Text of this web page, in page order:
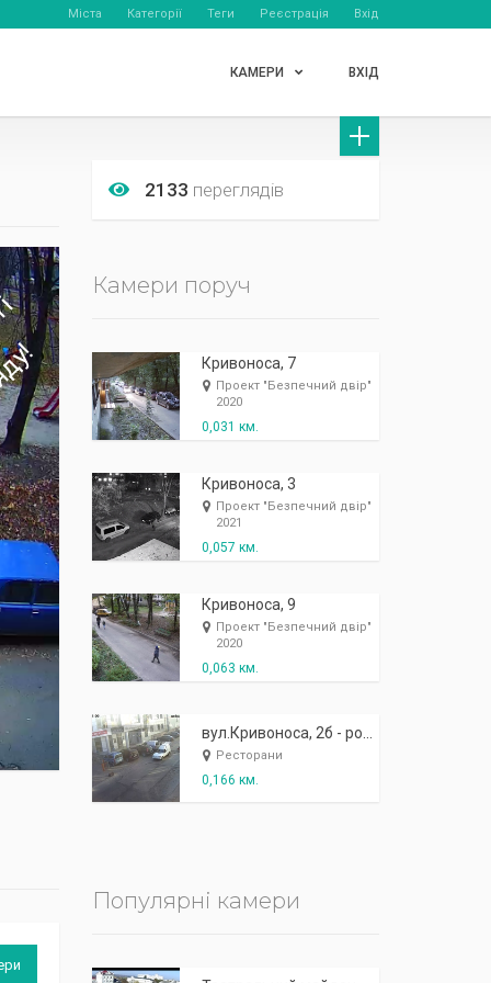
Міста Категорії Теги Реєстрація Вхід
КАМЕРИ ВХІД
2133 переглядів
Камери поруч
Кривоноса, 7
Проект "Безпечний двір"
2020
0,031 км.
Кривоноса, 3
Проект "Безпечний двір"
2021
0,057 км.
Кривоноса, 9
Проект "Безпечний двір"
2020
0,063 км.
Ресторани
0,166 км.
Популярні камери